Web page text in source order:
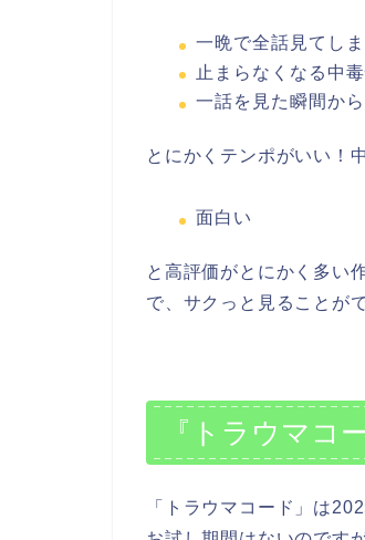
一晩で全話見てし
止まらなくなる中
一話を見た瞬間か
とにかくテンポがいい！
面白い
と高評価がとにかく多い
で、サクっと見ることが
『トラウマコ
「トラウマコード」は